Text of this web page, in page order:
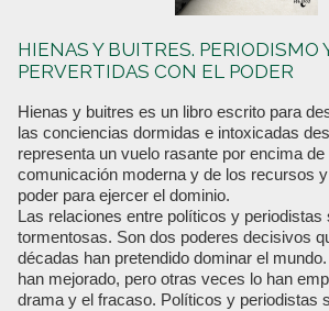
HIENAS Y BUITRES. PERIODISMO
PERVERTIDAS CON EL PODER
Hienas y buitres es un libro escrito para
las conciencias dormidas e intoxicadas
representa un vuelo rasante por encima
comunicación moderna y de los recursos
poder para ejercer el dominio.
Las relaciones entre políticos y periodistas
tormentosas. Son dos poderes decisivos
décadas han pretendido dominar el
han mejorado, pero otras veces lo han
drama y el fracaso. Políticos y periodistas